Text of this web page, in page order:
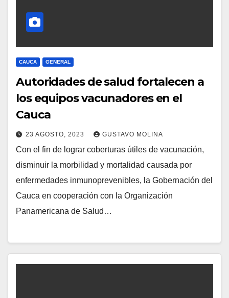
CAUCA GENERAL
Autoridades de salud fortalecen a
los equipos vacunadores en el
Cauca
23 AGOSTO, 2023 GUSTAVO MOLINA
Con el fin de lograr coberturas útiles de vacunación,
disminuir la morbilidad y mortalidad causada por
enfermedades inmunoprevenibles, la Gobernación del
Cauca en cooperación con la Organización
Panamericana de Salud…